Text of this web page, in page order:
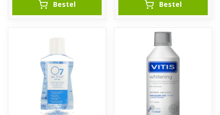
Bestel Bestel